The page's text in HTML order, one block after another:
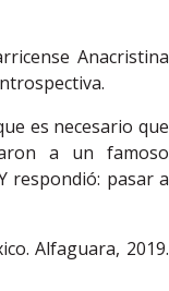
Anacristina
es necesario que
a un famoso
respondió: pasar a
Alfaguara, 2019.